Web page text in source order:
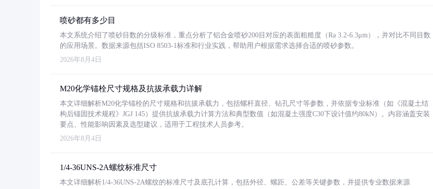
喷砂都有多少目
本文系统介绍了喷砂目数的分级标准，重点分析了铝合金喷砂200目对应的表面粗糙度（Ra 3.2-6.3μm），并对比不同目数
的应用场景。数据来源包括ISO 8503-1标准和行业实践，帮助用户根据需求选择合适的喷砂参数。
2026年8月4日
M20化学锚栓尺寸规格及抗拔承载力详解
本文详细解析M20化学锚栓的尺寸规格和抗拔承载力，包括螺杆直径、钻孔尺寸等参数，并依据专业标准（如《混凝土结
构后锚固技术规程》JGJ 145）提供抗拔承载力计算方法和典型数值（如混凝土强度C30下设计值约80kN）。内容涵盖安装
要点、性能影响因素及选型建议，适用于工程技术人员参考。
2026年8月4日
1/4-36UNS-2A螺纹标准尺寸
本文详细解析1/4-36UNS-2A螺纹的标准尺寸及底孔计算，包括外径、螺距、公差等关键参数，并提供专业数据来源